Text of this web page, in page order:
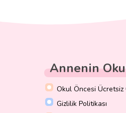
Annenin
Okul Öncesi
Gizlilik Politikası